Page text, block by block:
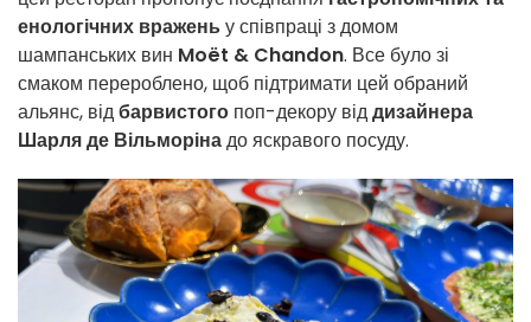
енологічних враженьу співпраці з домом
шампанських вин Moët & Chandon. Все було зі
смаком перероблено, щоб підтримати цей обраний
альянс, відбарвистого поп-декору віддизайнера
Шарля де Вільморінадо яскравого посуду.